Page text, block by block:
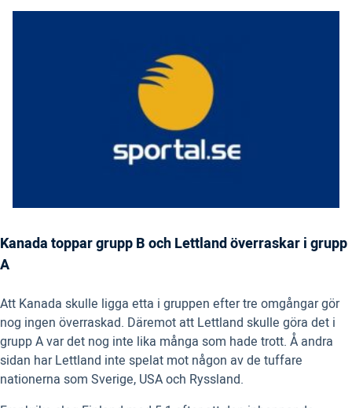
Kanada toppar grupp B och Lettland överraskar i grupp
A
Att Kanada skulle ligga etta i gruppen efter tre omgångar gör
nog ingen överraskad. Däremot att Lettland skulle göra det i
grupp A var det nog inte lika många som hade trott. Å andra
sidan har Lettland inte spelat mot någon av de tuffare
nationerna som Sverige, USA och Ryssland.